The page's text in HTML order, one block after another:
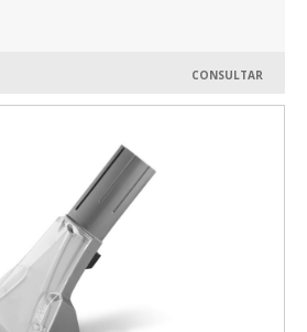
CONSULTAR